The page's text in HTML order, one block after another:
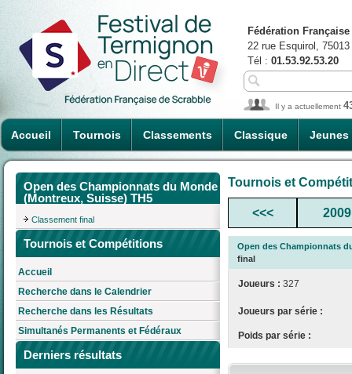
Accueil Tournois Classements Classique Jeunes
Fédération
22 rue Esquirol,
Tél : 01.53.92.53.20
Il y a actuellement
Open des Championnats du Monde
(Montreux, Suisse) TH5
Classement final
Tournois et Compétitions
Accueil
Recherche dans le Calendrier
Recherche dans les Résultats
Simultanés Permanents et Fédéraux
Derniers résultats
Tournois et
<<< 2009
Open des Championnats
final
Joueurs : 327
Joueurs par série :
Poids par série :